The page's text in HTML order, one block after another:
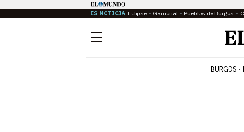
ES NOTICIA Eclipse Gamonal Pueblos de Burgos
Menú
BURGOS